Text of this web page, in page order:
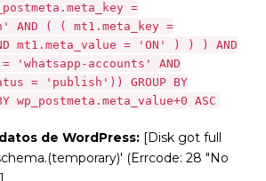
=
AND ( ( mt1.meta_key =
mt1.meta_value = 'ON' ) ) ) AND
'whatsapp-accounts' AND
= 'publish')) GROUP BY
wp_postmeta.meta_value+0 ASC
de WordPress: [Disk got full
(Errcode: 28 "No